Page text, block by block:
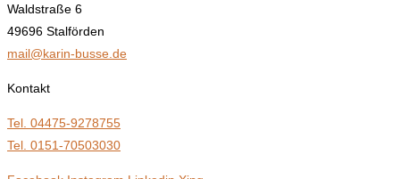
Waldstraße 6
49696 Stalförden
mail@karin-busse.de
Kontakt
Tel. 04475-9278755
Tel. 0151-70503030